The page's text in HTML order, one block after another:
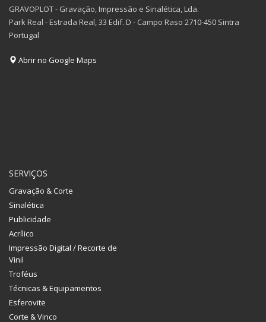
GRAVOPLOT - Gravação, Impressão e Sinalética, Lda.
Park Real - Estrada Real, 33 Edif. D - Campo Raso 2710-450 Sintra
Portugal
Abrir no Google Maps
SERVIÇOS
Gravação & Corte
Sinalética
Publicidade
Acrílico
Impressão Digital / Recorte de
Vinil
Troféus
Técnicas & Equipamentos
Esferovite
Corte & Vinco